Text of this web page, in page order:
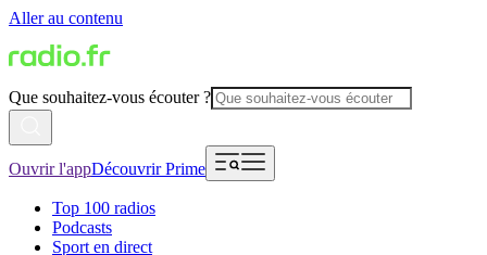
Aller au contenu
Que souhaitez-vous écouter ?
Ouvrir l'appDécouvrir Prime
Top 100 radios
Podcasts
Sport en direct